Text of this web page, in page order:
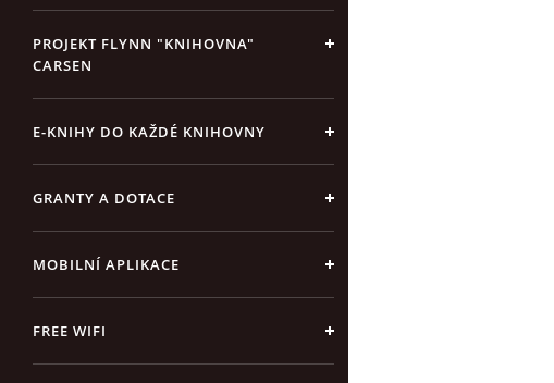
PROJEKT FLYNN "KNIHOVNA"
CARSEN
E-KNIHY DO KAŽDÉ KNIHOVNY
GRANTY A DOTACE
MOBILNÍ APLIKACE
FREE WIFI